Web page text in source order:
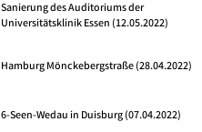
Sanierung des Auditoriums der
Universitätsklinik Essen (12.05.2022)
Hamburg Mönckebergstraße (28.04.2022)
6-Seen-Wedau in Duisburg (07.04.2022)